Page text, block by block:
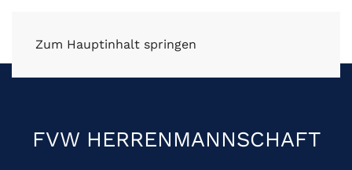
Zum Hauptinhalt springen
FVW HERRENMANNSCHAFT